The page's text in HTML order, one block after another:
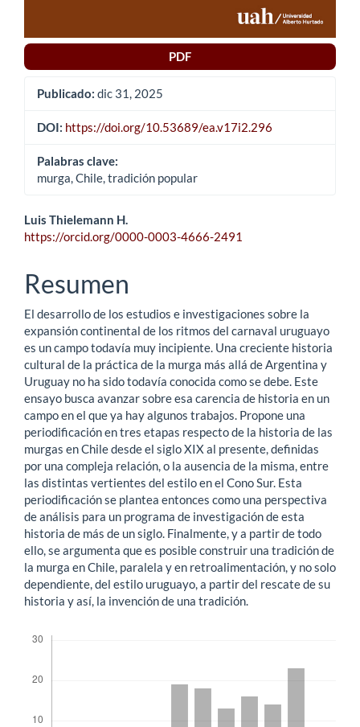
PDF
Publicado: dic 31, 2025
DOI: https://doi.org/10.53689/ea.v17i2.296
Palabras clave:
murga, Chile, tradición popular
Contenido
principal
del
artículo
Luis Thielemann H.
https://orcid.org/0000-0003-4666-2491
Resumen
El desarrollo de los estudios e investigaciones sobre la
expansión continental de los ritmos del carnaval uruguayo
es un campo todavía muy incipiente. Una creciente historia
cultural de la práctica de la murga más allá de Argentina y
Uruguay no ha sido todavía conocida como se debe. Este
ensayo busca avanzar sobre esa carencia de historia en un
campo en el que ya hay algunos trabajos. Propone una
periodificación en tres etapas respecto de la historia de las
murgas en Chile desde el siglo XIX al presente, definidas
por una compleja relación, o la ausencia de la misma, entre
las distintas vertientes del estilo en el Cono Sur. Esta
periodificación se plantea entonces como una perspectiva
de análisis para un programa de investigación de esta
historia de más de un siglo. Finalmente, y a partir de todo
ello, se argumenta que es posible construir una tradición de
la murga en Chile, paralela y en retroalimentación, y no solo
dependiente, del estilo uruguayo, a partir del rescate de su
historia y así, la invención de una tradición.